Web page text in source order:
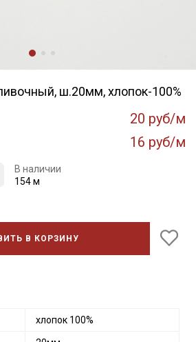
ш.20мм, хлопок-100%
20 руб/м
16 руб/м
В наличии
154 м
В КОРЗИНУ
хлопок 100%